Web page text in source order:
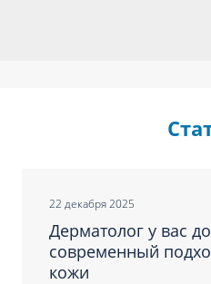
22 декабря 2025
Дерматолог у вас
современный
кожи